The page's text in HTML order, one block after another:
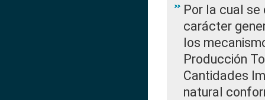
Por la cual
carácter
los
Producción
Cantidades
natural